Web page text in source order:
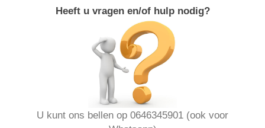
Heeft u vragen en/of hulp nodig?
U kunt ons bellen op 0646345901 (ook voor